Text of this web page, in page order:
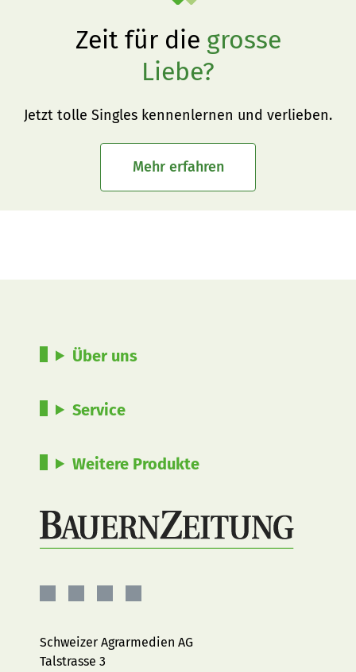
Zeit für die grosse
Liebe?
Jetzt tolle Singles kennenlernen und verlieben.
Mehr erfahren
Über uns
Service
Weitere Produkte
Facebook
Instagram
YouTubeLinkedIn
Schweizer Agrarmedien AG
Talstrasse 3